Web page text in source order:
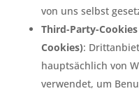
von uns selbst
Third-Party-
Cookies):
hauptsächlich von
verwendet, um